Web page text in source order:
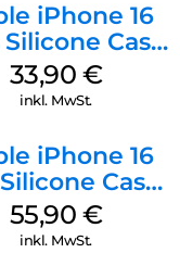
iPhone 16
Silicone Case
Lake
Green
33,90 €
inkl. MwSt.
iPhone 16
Case
Stone
Gray
55,90 €
inkl. MwSt.